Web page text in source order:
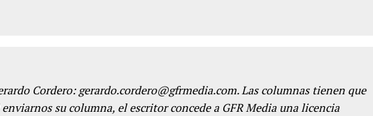
Cordero: gerardo.cordero@gfrmedia.com. Las columnas tienen que
su columna, el escritor concede a GFR Media una licencia